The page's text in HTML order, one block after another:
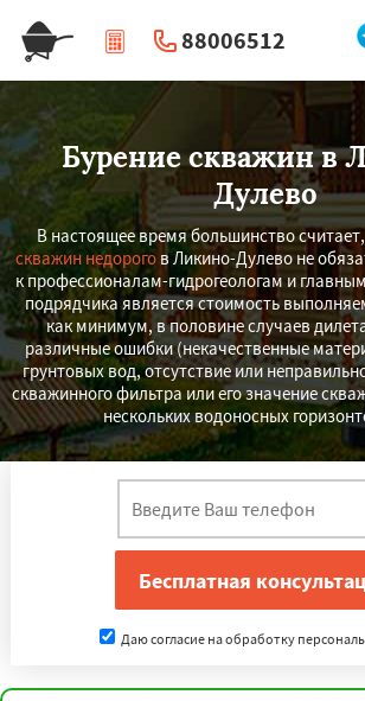
88006512
| Перезвоните мне
Бурение скважин в
Дулево
В настоящее время большинство
скважин недорого в Ликино-Дулево не
к профессионалам-гидрогеологам и
подрядчика является стоимость
как минимум, в половине случаев
различные ошибки (некачественные
грунтовых вод, отсутствие или
скважинного фильтра или его значение
нескольких водоносных
Даю согласие на обработку